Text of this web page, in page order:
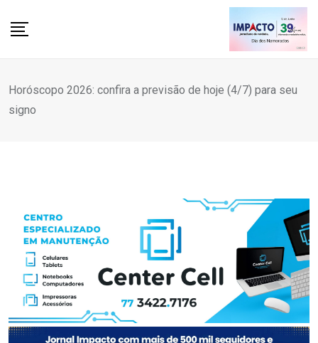
Horóscopo 2026: confira a previsão de hoje (4/7) para seu
signo